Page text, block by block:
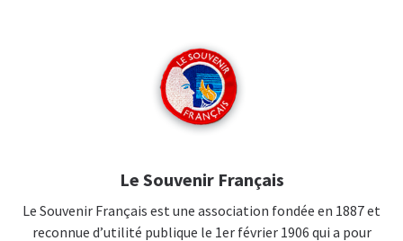
Le Souvenir Français
Le Souvenir Français est une association fondée en 1887 et
reconnue d’utilité publique le 1er février 1906 qui a pour